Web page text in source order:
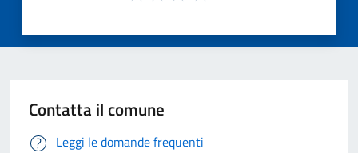
Contatta il comune
Leggi le domande frequenti